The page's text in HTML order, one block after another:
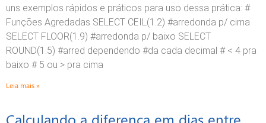
uns exemplos rápidos e práticos para uso dessa prática: #
Funções Agredadas SELECT CEIL(1.2) #arredonda p/ cima
SELECT FLOOR(1.9) #arredonda p/ baixo SELECT
ROUND(1.5) #arred dependendo #da cada decimal # < 4 pra
baixo # 5 ou > pra cima
Leia mais »
Calculando a diferença em dias entre